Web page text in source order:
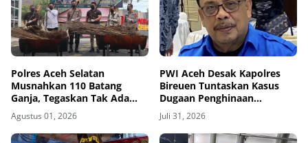
Polres Aceh Selatan
Musnahkan 110 Batang
Ganja, Tegaskan Tak Ada
Ruang bagi Jaringan
Narkoba
Agustus 01, 2026
PWI Aceh Desak Kapolres
Bireuen Tuntaskan Kasus
Dugaan Penghinaan
Wartawan, Tiga Bulan Lebih
Tanpa Tersangka
Juli 31, 2026